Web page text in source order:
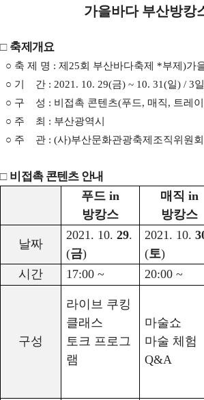
가을바다 부산방캉
□ 축제개요
○ 축 제 명 : 제 25회 부산바다축제 *부제 )가
○ 기 간 : 2021. 10. 29(금) ~ 10. 31(일) / 3
○ 구 성 : 비접촉 콘텐츠(푸드, 매직, 트레
○ 주 최 : 부산광역시
○ 주 관 : (사)부산문화관광축제조직위원회
□ 비접촉 콘텐츠 안내
푸드 in
방캉스
매직 in
방캉스
날짜
2021. 10. 29.
(금)
2021. 10.
(토)
시간
17:00 ~ 20:00 ~
구성
라이브 쿠킹
클래스
토크 프로그
램
마술쇼
마술 체험
Q&A